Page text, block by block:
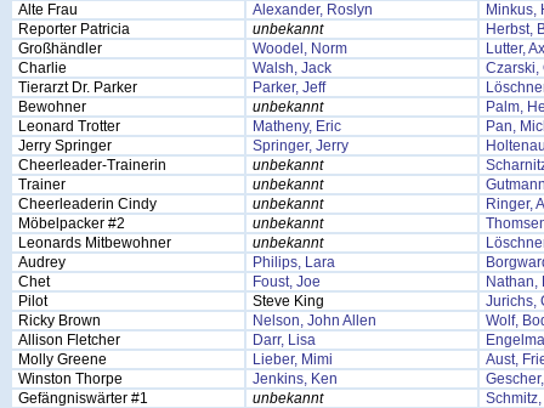
Alte Frau
Alexander, Roslyn
Minkus,
Reporter Patricia
unbekannt
Herbst,
Großhändler
Woodel, Norm
Lutter,
Charlie
Walsh, Jack
Czarski,
Tierarzt Dr. Parker
Parker, Jeff
Bewohner
unbekannt
Palm,
Leonard Trotter
Matheny, Eric
Pan,
Jerry Springer
Springer, Jerry
Cheerleader-Trainerin
unbekannt
Trainer
unbekannt
Cheerleaderin Cindy
unbekannt
Ringer,
Möbelpacker #2
unbekannt
Leonards Mitbewohner
unbekannt
Audrey
Philips, Lara
Chet
Foust, Joe
Nathan,
Pilot
Steve King
Jurichs,
Ricky Brown
Nelson, John Allen
Wolf,
Allison Fletcher
Darr, Lisa
Molly Greene
Lieber, Mimi
Aust,
Winston Thorpe
Jenkins, Ken
Gefängniswärter #1
unbekannt